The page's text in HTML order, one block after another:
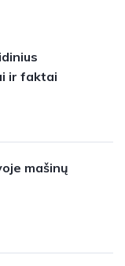
ir faktai
mašinų